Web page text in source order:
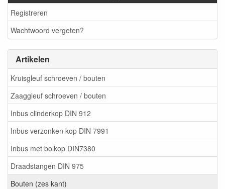
Registreren
Wachtwoord vergeten?
Artikelen
Kruisgleuf schroeven / bouten
Zaaggleuf schroeven / bouten
Inbus clinderkop DIN 912
Inbus verzonken kop DIN 7991
Inbus met bolkop DIN7380
Draadstangen DIN 975
Bouten (zes kant)